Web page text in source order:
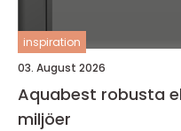
inspiration
03. August 2026
Aquabest robusta elinstallationer för tuffa
miljöer